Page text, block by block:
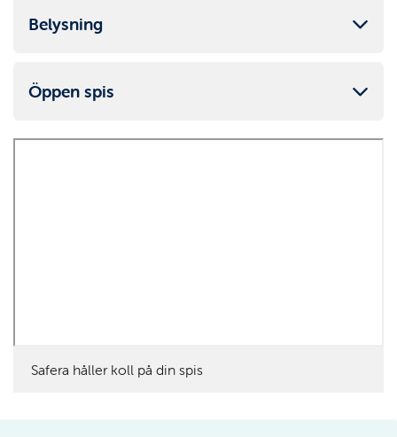
Belysning
Öppen spis
Safera håller koll på din spis